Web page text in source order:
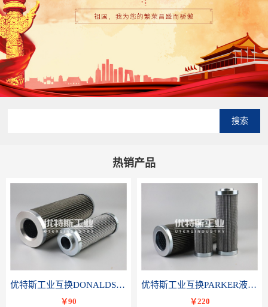
搜索
热销产品
优特斯工业互换DONALDSON唐纳森液压滤芯P566336
￥90
优特斯工业互换PARKER液压油滤芯TXWL8C-GDL10
￥220